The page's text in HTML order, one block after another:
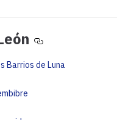
Otros
de
Barrios de Luna